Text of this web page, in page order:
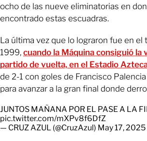
ocho de las nueve eliminatorias en
encontrado estas escuadras.
La última vez que lo lograron fue en el
1999, cuando la Máquina consiguió la
partido de vuelta, en el Estadio
de 2-1 con goles de Francisco
para avanzar a la gran final donde
JUNTOS MAÑANA POR EL PASE A LA
pic.twitter.com/mXPv8f6DfZ
— CRUZ AZUL (@CruzAzul) May 17, 2025